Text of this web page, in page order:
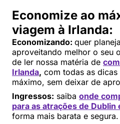
Economize ao
viagem à Irlanda:
Economizando: quer
aproveitando melhor o seu
de ler nossa matéria de
Irlanda, com todas as
máximo, sem deixar de
Ingressos: saiba onde
para as atrações de Dublin
forma mais barata e segura.